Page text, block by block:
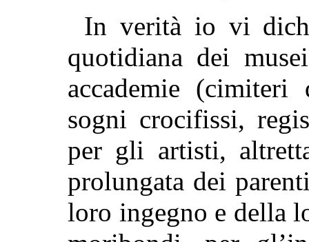
In verità io vi
quotidiana dei
accademie
sogni crocifissi,
per gli artisti,
prolungata dei
loro ingegno e della